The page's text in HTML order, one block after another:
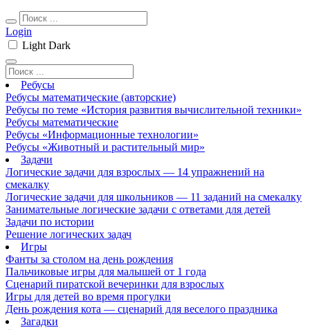
Login
Light Dark
Ребусы
Ребусы математические (авторские)
Ребусы по теме «История развития вычислительной техники»
Ребусы математические
Ребусы «Информационные технологии»
Ребусы «Животный и растительный мир»
Задачи
Логические задачи для взрослых — 14 упражнений на
смекалку
Логические задачи для школьников — 11 заданий на смекалку
Занимательные логические задачи с ответами для детей
Задачи по истории
Решение логических задач
Игры
Фанты за столом на день рождения
Пальчиковые игры для малышей от 1 года
Сценарий пиратской вечеринки для взрослых
Игры для детей во время прогулки
День рождения кота — сценарий для веселого праздника
Загадки